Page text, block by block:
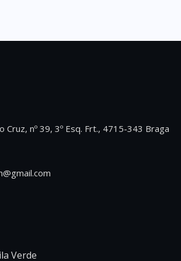
Cruz, nº 39, 3º Esq. Frt., 4715-343 Braga
Verde